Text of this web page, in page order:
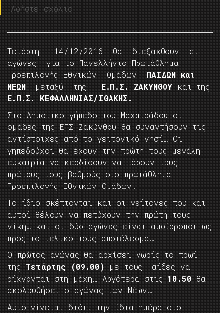
Αφήστε σχόλιο
Τετάρτη 14/12/2016 θα διεξαχθούν οι
αγώνες για το Πανελλήνιο Πρωτάθλημα
Προεπιλογής Εθνικών Ομάδων ΠΑΙΔΩΝ και
ΝΕΩΝ
μεταξύ της Ε.Π.Σ. ΖΑΚΥΝΘΟΥ και της
Ε.Π.Σ. ΚΕΦΑΛΛΗΝΙΑΣ/ΙΘΑΚΗΣ.
Στο Δημοτικό γήπεδο του Μαχαιράδου οι
ομάδες της ΕΠΣ Ζακύνθου θα συναντήσουν τις
αντίστοιχες από το γειτονικό νησί… Οι
γηπεδούχοι θα έχουν την πρώτη τους μεγάλη
ευκαιρία να κερδίσουν να πάρουν τους
πρώτους τους βαθμούς στο πρωτάθλημα
Προεπιλογής Εθνικών Ομάδων.
Το ίδιο σκέπτονται και οι γείτονες που και
αυτοί θέλουν να πετύχουν την πρώτη τους
νίκη… και οι δύο αγώνες είναι αμφίρροποι ως
προς το τελικό τους αποτέλεσμα…
Ο πρώτος αγώνας θα αρχίσει νωρίς το πρωί
της Τετάρτης (09.00) με τους Παίδες να
ρίχνονται στη μάχη… Αργότερα στις 10.50 θα
ακολουθήσει ο αγώνας των Νέων…
Αυτό γίνεται διότι την ίδια ημέρα στο